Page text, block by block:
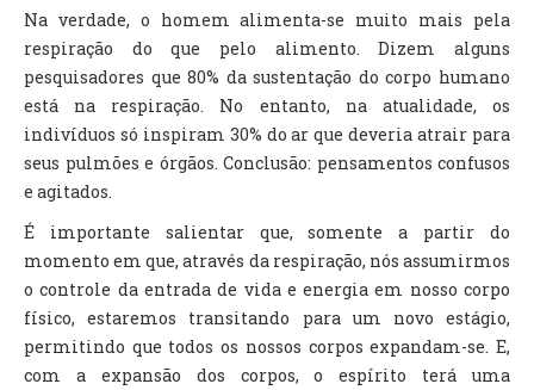
Na verdade, o homem alimenta-se muito mais pela
respiração do que pelo alimento. Dizem alguns
pesquisadores que 80% da sustentação do corpo humano
está na respiração. No entanto, na atualidade, os
indivíduos só inspiram 30% do ar que deveria atrair para
seus pulmões e órgãos. Conclusão: pensamentos confusos
e agitados.
É importante salientar que, somente a partir do
momento em que, através da respiração, nós assumirmos
o controle da entrada de vida e energia em nosso corpo
físico, estaremos transitando para um novo estágio,
permitindo que todos os nossos corpos expandam-se. E,
com a expansão dos corpos, o espírito terá uma